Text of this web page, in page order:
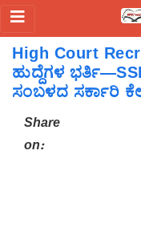
High Court
ಹುದ್ದೆಗಳ
ಸಂಬಳದ ಸರ್ಕಾರಿ
Share
on: